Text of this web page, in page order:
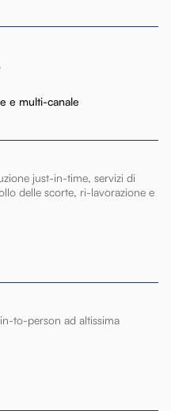
e multi-canale
just-in-time, servizi di
delle scorte, ri-lavorazione e
to-person ad altissima